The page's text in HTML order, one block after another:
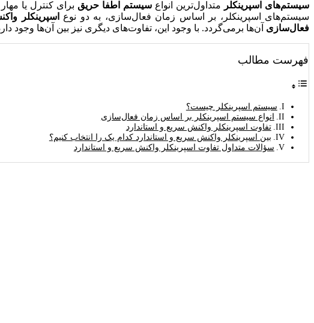
سیستم‌های اسپرینکلر متداول‌ترین انواع سیستم اطفا حریق برای کنترل یا
سیستم‌های اسپرینکلر، بر اساس زمان فعال‌سازی، به دو نوع
اسپرینکلر
فعال‌سازی آن‌ها برمی‌گردد. با وجود این، تفاوت‌های دیگری نیز بین آن‌ها وجود
فهرست مطالب
سیستم اسپرینکلر چیست؟
انواع سیستم اسپرینکلر بر اساس زمان فعال‌سازی
تفاوت اسپرینکلر واکنش سریع و استاندارد
بین اسپرینکلر واکنش سریع و استاندارد کدام یک را انتخاب کنیم؟
سؤالات متداول تفاوت اسپرینکلر واکنش سریع و استاندارد